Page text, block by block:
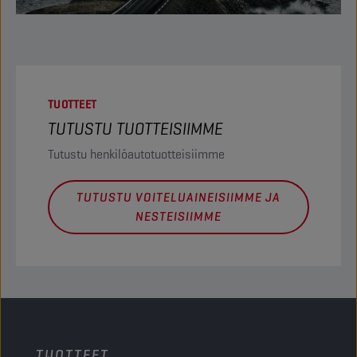
TUOTTEET
TUTUSTU TUOTTEISIIMME
Tutustu henkilöautotuotteisiimme
TUTUSTU VOITELUAINEISIIMME JA
NESTEISIIMME